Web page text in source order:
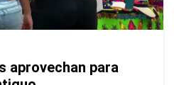
aprovechan para